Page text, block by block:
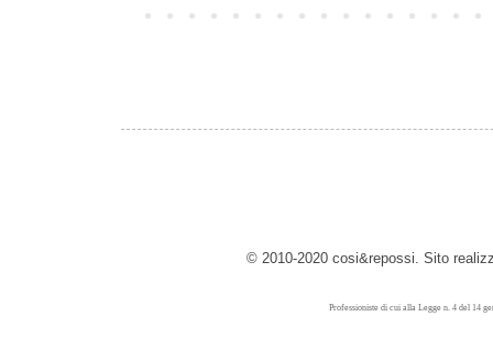
© 2010-2020 cosi&repossi. Sito
Professioniste di cui alla Legge n. 4 del 14